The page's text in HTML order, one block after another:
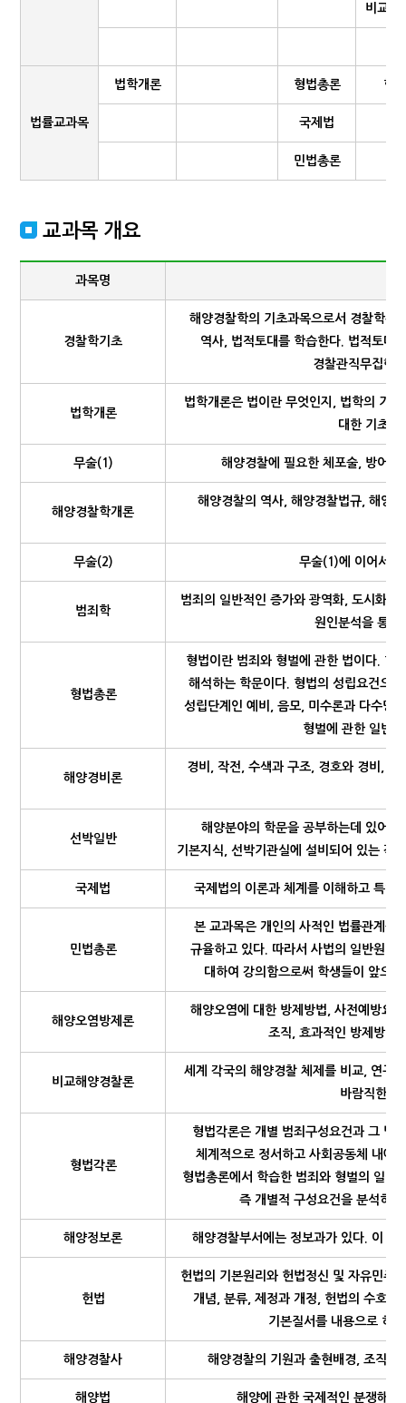
비교해
법률교과목
법학개론 형법총론 형
국제법
민법총론
교과목 개요
과목명
경찰학기초
해양경찰학의 기초과목으로서 경찰학총
역사, 법적토대를 학습한다. 법적토대
경찰관직무집행
법학개론
법학개론은 법이란 무엇인지, 법학의 기
대한 기초적
무술(1) 해양경찰에 필요한 체포술, 방어
해양경찰학개론
해양경찰의 역사, 해양경찰법규, 해양
무술(2) 무술(1)에 이어서
범죄학
범죄의 일반적인 증가와 광역화, 도시화,
원인분석을 통하
형법총론
형법이란 범죄와 형벌에 관한 법이다. 형
해석하는 학문이다. 형법의 성립요건으
성립단계인 예비, 음모, 미수론과 다수당
형벌에 관한 일반
해양경비론
경비, 작전, 수색과 구조, 경호와 경비,
선박일반
해양분야의 학문을 공부하는데 있어
기본지식, 선박기관실에 설비되어 있는 각
국제법 국제법의 이론과 체계를 이해하고 특히
민법총론
본 교과목은 개인의 사적인 법률관계를
규율하고 있다. 따라서 사법의 일반원칙
대하여 강의함으로써 학생들이 앞으
해양오염방제론
해양오염에 대한 방제방법, 사전예방요
조직, 효과적인 방제방법
비교해양경찰론
세계 각국의 해양경찰 체제를 비교, 연구
바람직한
형법각론
형법각론은 개별 범죄구성요건과 그 법
체계적으로 정서하고 사회공동체 내에
형법총론에서 학습한 범죄와 형벌의 일반
즉 개별적 구성요건을 분석하
해양정보론 해양경찰부서에는 정보과가 있다. 이
헌법
헌법의 기본원리와 헌법정신 및 자유민주
개념, 분류, 제정과 개정, 헌법의 수호
기본질서를 내용으로 하
해양경찰사 해양경찰의 기원과 출현배경, 조직의
해양법 해양에 관한 국제적인 분쟁해